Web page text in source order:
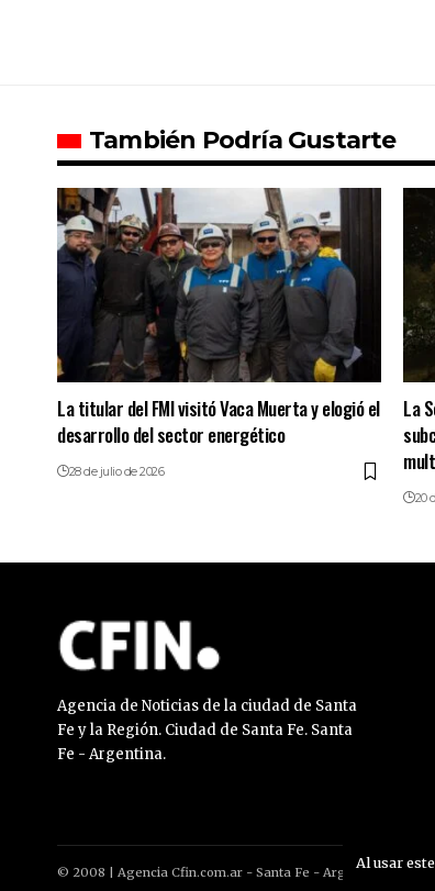
Al usar
También Podría Gustarte
La titular del FMI visitó Vaca Muerta y elogió el
desarrollo del sector energético
28 de julio de 2026
La
20
Agencia de Noticias de la ciudad de Santa
Fe y la Región. Ciudad de Santa Fe. Santa
Fe - Argentina.
© 2008 | Agencia Cfin.com.ar - Santa Fe - Argentina | All